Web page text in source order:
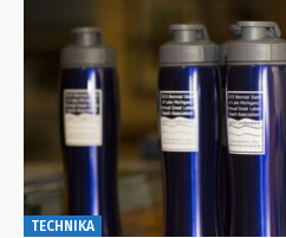
TECHNIKA